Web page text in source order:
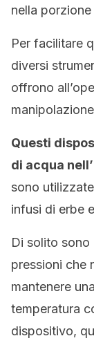
nella
Per facilitare
diversi
offrono
Questi
di acqua
sono
infusi di erbe
Di solito
pressioni che
mantenere
temperatura
dispositivo,